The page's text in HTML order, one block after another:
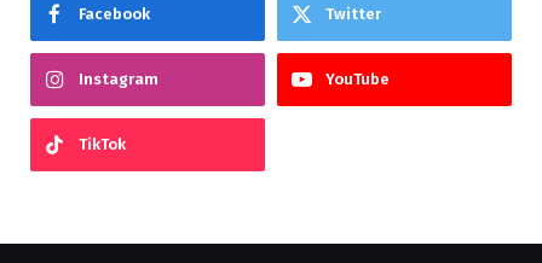
Facebook Twitter
Instagram YouTube
TikTok